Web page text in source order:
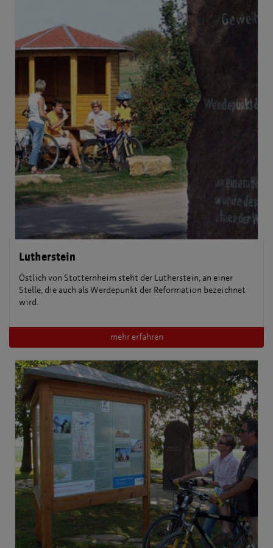
Lutherstein
Östlich von Stotternheim steht der Lutherstein, an einer
Stelle, die auch als Werdepunkt der Reformation bezeichnet
wird.
mehr erfahren